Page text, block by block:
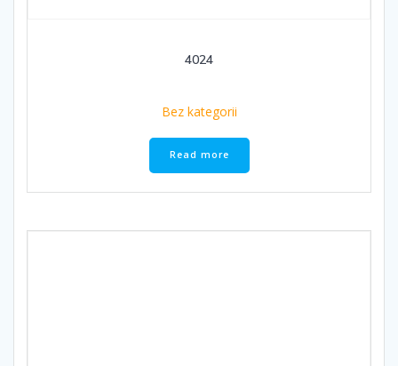
4024
Bez kategorii
Read more